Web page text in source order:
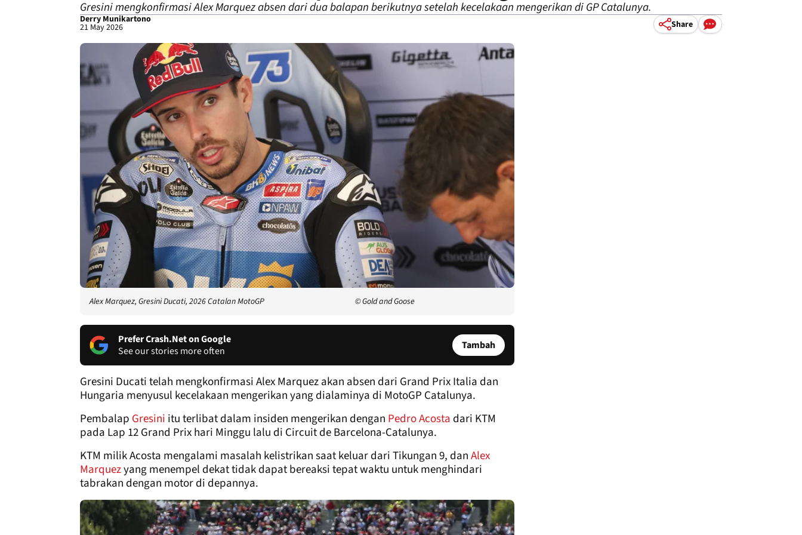
Gresini mengkonfirmasi Alex Marquez absen dari dua balapan berikutnya setelah kecelakaan mengerikan di GP Catalunya.
Derry Munikartono
21 May 2026 Share
Alex Marquez, Gresini Ducati, 2026 Catalan MotoGP © Gold and Goose
Prefer Crash.Net on Google
See our stories more often
Tambah
Gresini Ducati telah mengkonfirmasi Alex Marquez akan absen dari Grand Prix Italia dan
Hungaria menyusul kecelakaan mengerikan yang dialaminya di MotoGP Catalunya.
Pembalap Gresini itu terlibat dalam insiden mengerikan dengan Pedro Acosta dari KTM
pada Lap 12 Grand Prix hari Minggu lalu di Circuit de Barcelona-Catalunya.
KTM milik Acosta mengalami masalah kelistrikan saat keluar dari Tikungan 9, danAlex
Marquezyang menempel dekat tidak dapat bereaksi tepat waktu untuk menghindari
tabrakan dengan motor di depannya.